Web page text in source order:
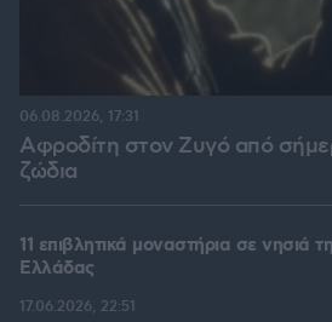
Αφροδίτη στον Ζυγό από
ζώδια
06.08.2026, 17:31
11 επιβλητικά μοναστήρια σε νησιά
Ελλάδας
17.06.2026, 22:51